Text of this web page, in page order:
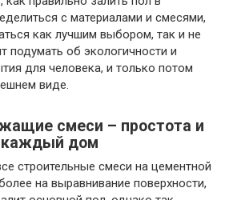
с материалами и смесями,
как лучшим выбором, так и не
подумать об экологичности и
для человека, и только потом
виде.
смеси – простота и
каждый дом
строительные смеси на цементной
на выравнивание поверхности,